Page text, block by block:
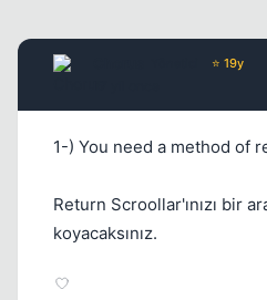
⭐ 19y
1-) You need a method of
Return Scroollar'ınızı bir
koyacaksınız.